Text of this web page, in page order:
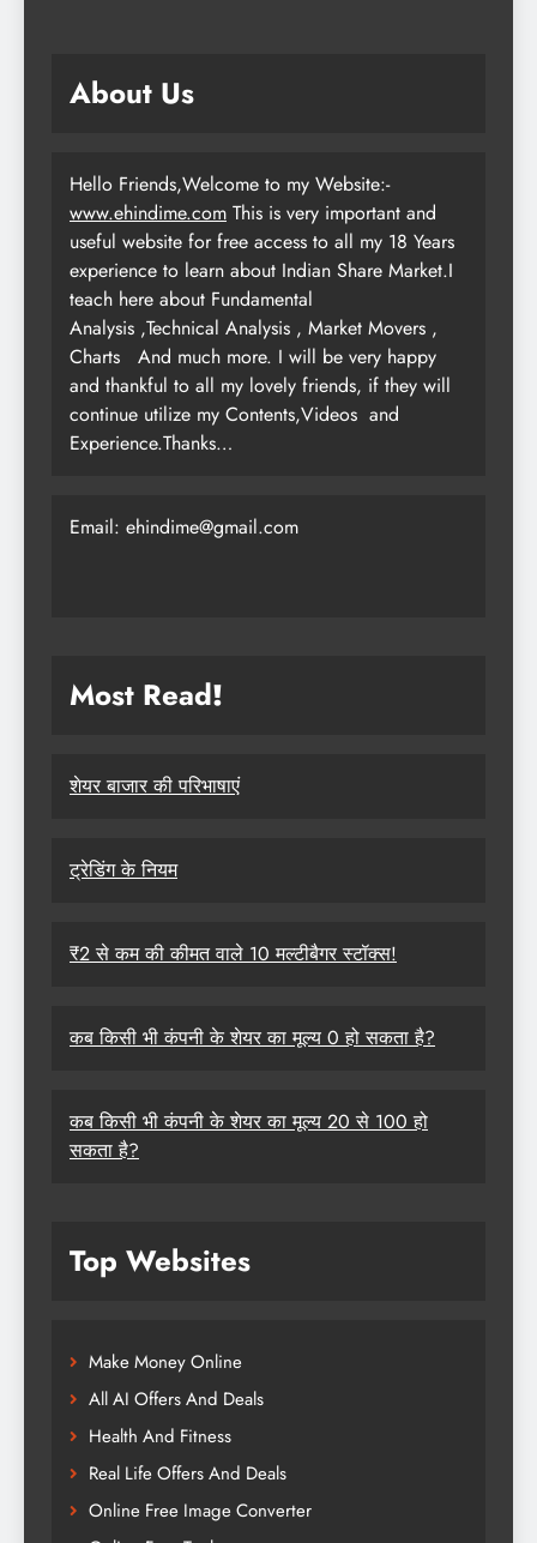
About Us
Hello Friends,Welcome to my Website:-
www.ehindime.com This is very important and
useful website for free access to all my 18 Years
experience to learn about Indian Share Market.I
teach here about Fundamental
Analysis ,Technical Analysis , Market Movers ,
Charts
And much more. I will be very happy
and thankful to all my lovely friends, if they will
continue utilize my Contents,Videos and
Experience.Thanks…
Email: ehindime@gmail.com
Most Read!
शेयर बाजार की परिभाषाएं
ट्रेडिंग के नियम
₹2 से कम की कीमत वाले 10 मल्टीबैगर स्टॉक्स!
कब किसी भी कंपनी के शेयर का मूल्य 0 हो सकता है?
कब किसी भी कंपनी के शेयर का मूल्य 20 से 100 हो
सकता है?
Top Websites
Make Money Online
All AI Offers And Deals
Health And Fitness
Real Life Offers And Deals
Online Free Image Converter